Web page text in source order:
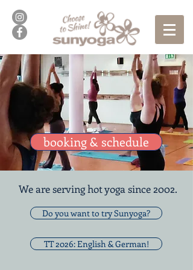
booking & schedule
We are serving hot yoga since 2002.
Do you want to try Sunyoga?
TT 2026: English & German!